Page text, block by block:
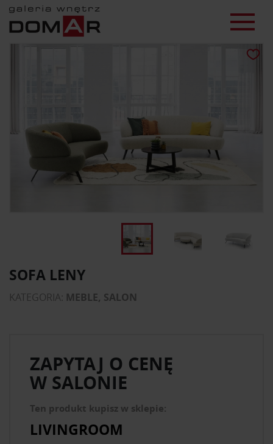
SOFA LENY
KATEGORIA: MEBLE, SALON
ZAPYTAJ O CENĘ
W SALONIE
Ten produkt kupisz w sklepie:
LIVINGROOM